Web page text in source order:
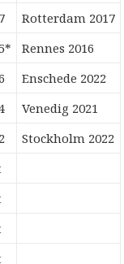
Rotterdam 2017
Rennes 2016
Enschede 2022
Venedig 2021
Stockholm 2022